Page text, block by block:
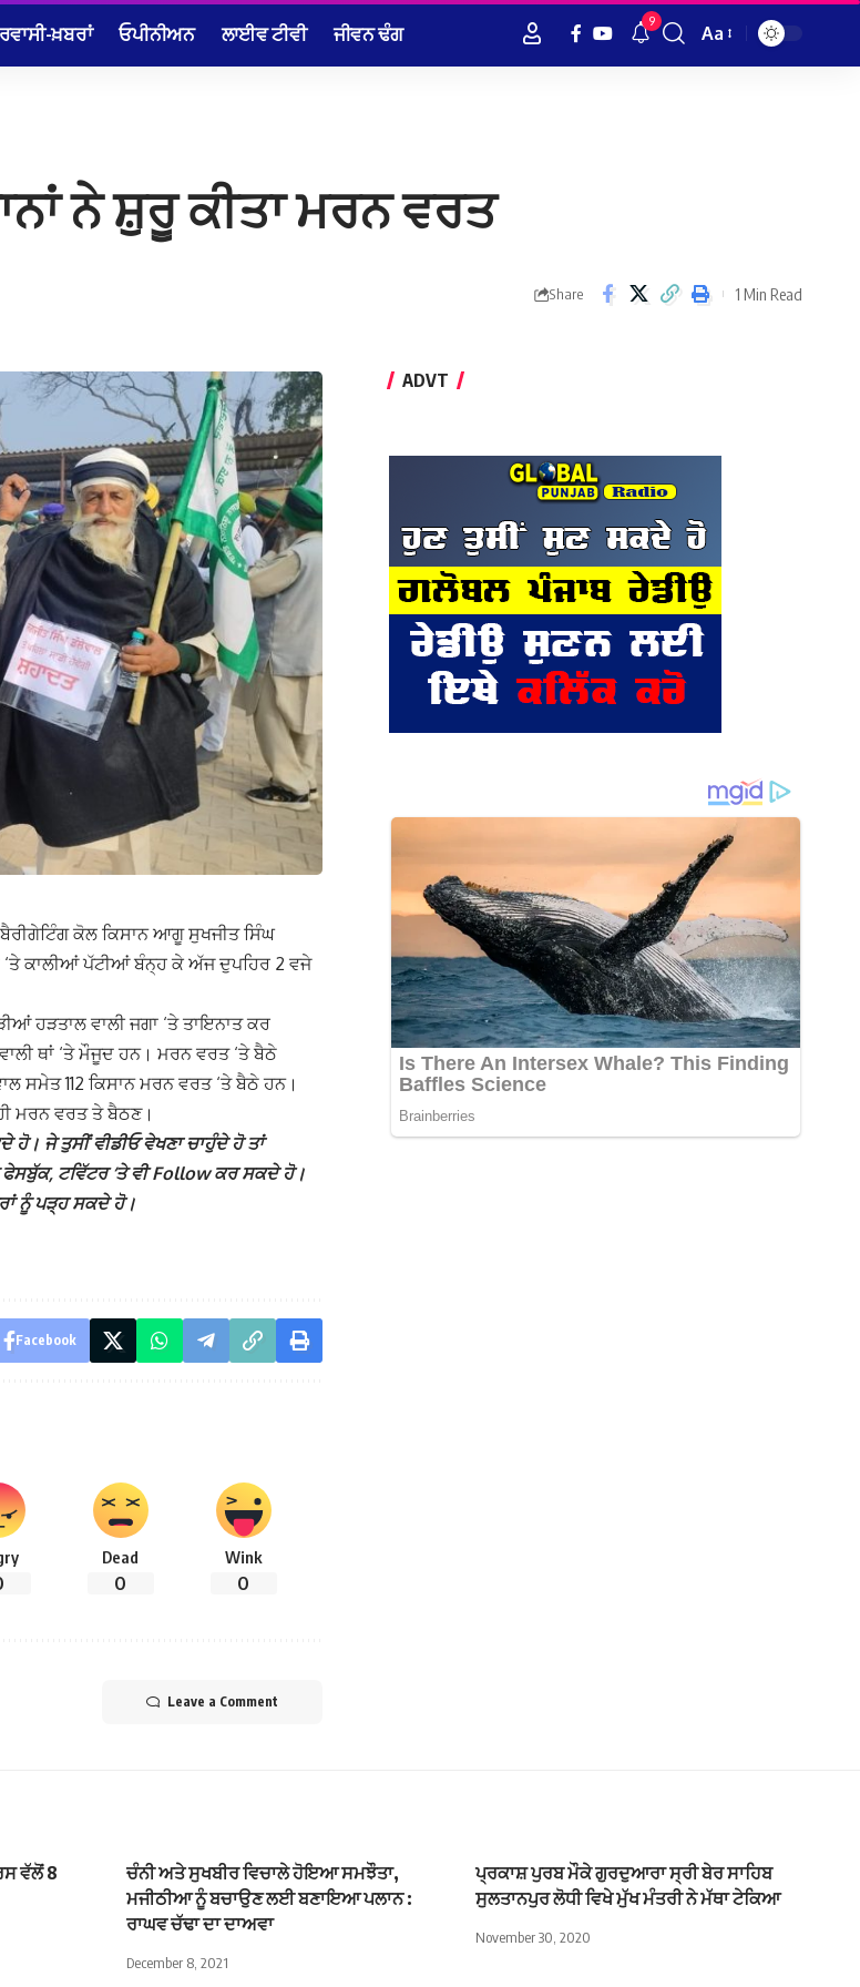
ਖ਼ਬਰਾਂ ਓਪੀਨੀਅਨ ਲਾਈਵ ਟੀਵੀ ਜੀਵਨ ਢੰਗ 9
Font
Aa
ਨੇ ਸ਼ੁਰੂ ਕੀਤਾ ਮਰਨ ਵਰਤ
Share 1 Min Read
ਕੋਲ ਕਿਸਾਨ ਆਗੂ ਸੁਖਜੀਤ ਸਿੰਘ
‘ਤੇ ਕਾਲੀਆਂ ਪੱਟੀਆਂ ਬੰਨ੍ਹ ਕੇ ਅੱਜ ਦੁਪਹਿਰ 2 ਵਜੇ
ਹੜਤਾਲ ਵਾਲੀ ਜਗਾ ‘ਤੇ ਤਾਇਨਾਤ ਕਰ
ਥਾਂ ‘ਤੇ ਮੌਜੂਦ ਹਨ। ਮਰਨ ਵਰਤ ‘ਤੇ ਬੈਠੇ
ਸਮੇਤ 112 ਕਿਸਾਨ ਮਰਨ ਵਰਤ ‘ਤੇ ਬੈਠੇ ਹਨ।
ਮਰਨ ਵਰਤ ਤੇ ਬੈਠਣ।
ਜੇ ਤੁਸੀਂ ਵੀਡੀਓ ਵੇਖਣਾ ਚਾਹੁੰਦੇ ਹੋ ਤਾਂ
ਟਵਿੱਟਰ ‘ਤੇ ਵੀ Follow ਕਰ ਸਕਦੇ ਹੋ।
ਨੂੰ ਪੜ੍ਹ ਸਕਦੇ ਹੋ।
Facebook
Dead
0
Wink
0
Leave a Comment
ADVT
ਵੱਲੋਂ 8
ਚੰਨੀ ਅਤੇ ਸੁਖਬੀਰ ਵਿਚਾਲੇ ਹੋਇਆ ਸਮਝੌਤਾ,
ਮਜੀਠੀਆ ਨੂੰ ਬਚਾਉਣ ਲਈ ਬਣਾਇਆ ਪਲਾਨ :
ਰਾਘਵ ਚੱਢਾ ਦਾ ਦਾਅਵਾ
December 8, 2021
ਪ੍ਰਕਾਸ਼ ਪੁਰਬ ਮੌਕੇ ਗੁਰਦੁਆਰਾ ਸ੍ਰੀ ਬੇਰ ਸਾਹਿਬ
ਸੁਲਤਾਨਪੁਰ ਲੋਧੀ ਵਿਖੇ ਮੁੱਖ ਮੰਤਰੀ ਨੇ ਮੱਥਾ ਟੇਕਿਆ
November 30, 2020